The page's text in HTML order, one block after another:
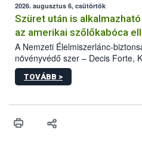
az intenzív felderítést, emellett az
hatósággal is összehangolják a
2026. augusztus 6, csütörtök
Szüret után is
az amerikai szőlőkabóca
A Nemzeti Élelmiszerlánc-
növényvédő szer – Decis Forte,
engedélyokiratát módosította, így
egészen a vesszőérettség (BBCH
érésű szőlőkben is legyen
felhasználók számára is elérhető
TOVÁBB >